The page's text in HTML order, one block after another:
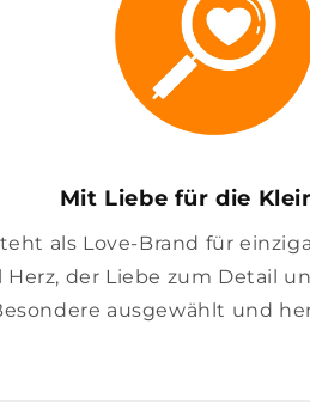
Mit Liebe für die
als Love-Brand für
der Liebe zum Detail
ausgewählt und